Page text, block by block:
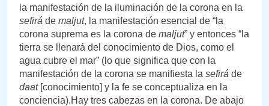
la manifestación de la iluminación de la corona en la
sefirá de maljut, la manifestación esencial de “la
corona suprema es la corona de maljut” y entonces “la
tierra se llenará del conocimiento de Dios, como el
agua cubre el mar” (lo que significa que con la
manifestación de la corona se manifiesta la sefirá de
daat[conocimiento] y la fe se conceptualiza en la
conciencia).Hay tres cabezas en la corona. De abajo